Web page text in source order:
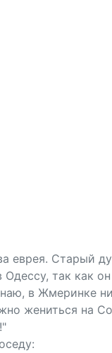
еврея. Старый
Одессу, так как
в Жмеринке
жениться на